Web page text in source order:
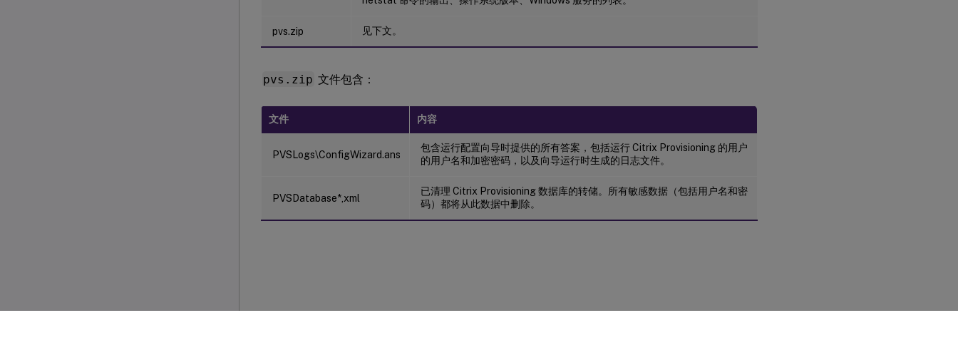
pvs.zip 见下文。
pvs.zip 文件包含：
文件 内容
PVSLogs\ConfigWizard.ans
包含运行配置向导时提供的所有答案，包括运行 Citrix Provisioning 的用户
的用户名和加密密码，以及向导运行时生成的日志文件。
PVSDatabase*,xml
已清理 Citrix Provisioning 数据库的转储。所有敏感数据（包括用户名和密
码）都将从此数据中删除。